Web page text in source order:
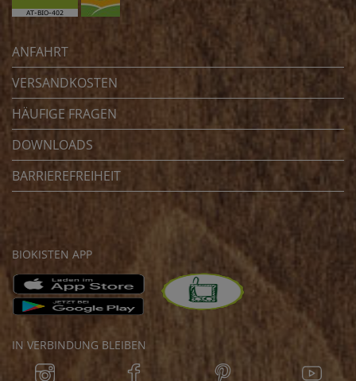
ANFAHRT
VERSANDKOSTEN
HÄUFIGE FRAGEN
DOWNLOADS
BARRIEREFREIHEIT
BIOKISTEN APP
IN VERBINDUNG BLEIBEN